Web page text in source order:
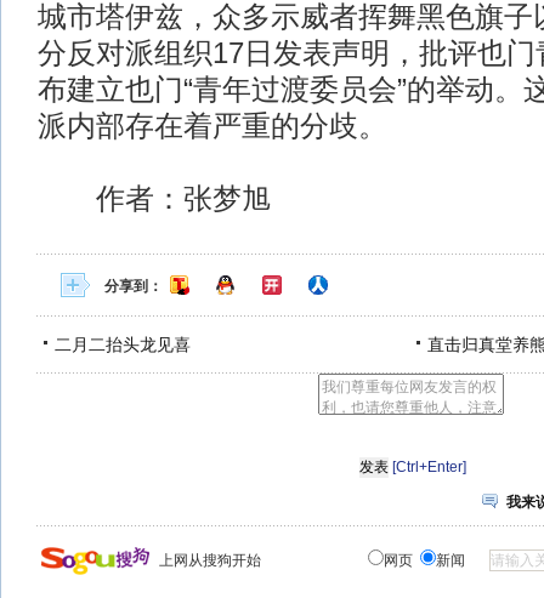
城市塔伊兹，众多示威者挥舞黑色旗子
分反对派组织17日发表声明，批评也
布建立也门“青年过渡委员会”的举动。
派内部存在着严重的分歧。
作者：张梦旭
分享到：
二月二抬头龙见喜 直击归真堂养
[Ctrl+Enter]
我来
上网从搜狗开始 网页 新闻